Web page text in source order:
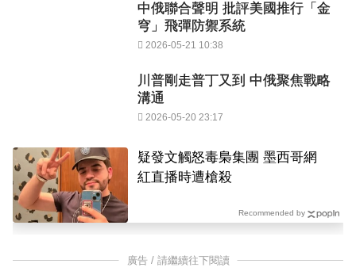
中俄聯合聲明 批評美國推行「金
穹」飛彈防禦系統
2026-05-21 10:38
川普剛走普丁又到 中俄聚焦戰略
溝通
2026-05-20 23:17
疑發文觸怒毒梟集團 墨西哥網
紅直播時遭槍殺
Recommended by
廣告 / 請繼續往下閱讀